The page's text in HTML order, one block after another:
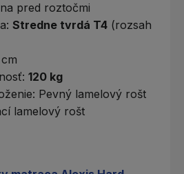
pred roztočmi
: Stredne tvrdá T4 (rozsah
120 kg
Pevný lamelový rošt
lamelový rošt